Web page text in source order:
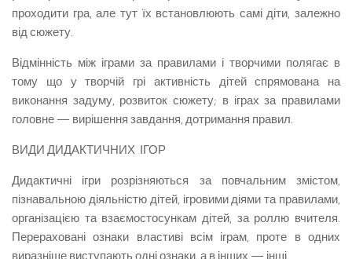
проходити гра, але тут їх встановлюють самі діти, залежно
від сюжету.
Відмінність між іграми за правилами і творчи­ми полягає в
тому що у творчій грі активність дітей спрямована на
виконання задуму, розвиток сюжету; в іграх за правилами
головне — вирішення завдання, дотримання правил.
ВИДИ ДИДАКТИЧНИХ ІГОР
Дидактичні ігри розрізняються за повчальним змістом,
пізнавальною діяльністю дітей, ігровими діями та правилами,
організацією та взаємостосун­кам дітей, за роллю вчителя.
Перераховані ознаки властиві всім іграм, проте в одних
виразніше висту­пають одні ознаки, а в інших — інші.